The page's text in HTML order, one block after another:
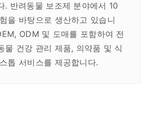
. 반려동물 보조제 분야에서 10
을 바탕으로 생산하고 있습니
ODM 및 도매를 포함하여 전
물 건강 관리 제품, 의약품 및 식
톱 서비스를 제공합니다.